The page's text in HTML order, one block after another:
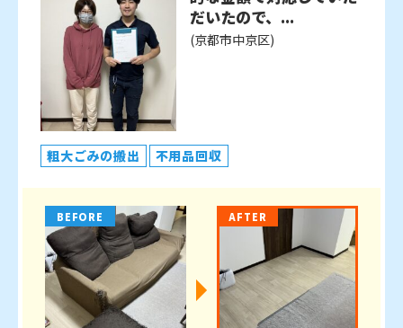
だいたので、...
(京都市中京区)
粗大ごみの搬出 不用品回収
BEFORE AFTER